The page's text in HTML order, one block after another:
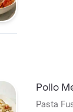
⁠Pollo
Pasta